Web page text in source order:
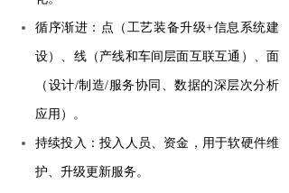
循序渐进：点（工艺装备升级+信息系统建
设）、线（产线和车间层面互联互通）、面
（设计/制造/服务协同、数据的深层次分析
应用）。
持续投入：投入人员、资金，用于软硬件维
护、升级更新服务。